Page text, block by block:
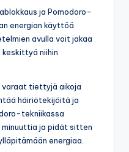
ja Pomodoro-
energian käyttöä
avulla voit jakaa
niihin
varaat tiettyjä aikoja
häiriötekijöitä ja
tekniikassa
ja pidät sitten
energiaa.